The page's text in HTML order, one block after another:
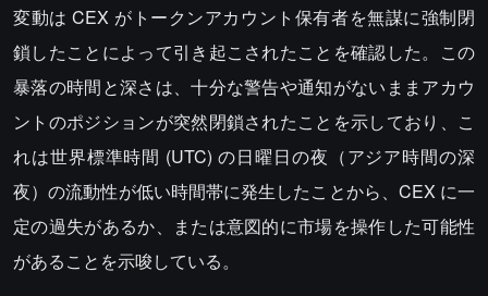
変動は CEX がトークンアカウント保有者を無謀に強制閉
鎖したことによって引き起こされたことを確認した。この
暴落の時間と深さは、十分な警告や通知がないままアカウ
ントのポジションが突然閉鎖されたことを示しており、こ
れは世界標準時間 (UTC) の日曜日の夜（アジア時間の深
夜）の流動性が低い時間帯に発生したことから、CEX に一
定の過失があるか、または意図的に市場を操作した可能性
があることを示唆している。